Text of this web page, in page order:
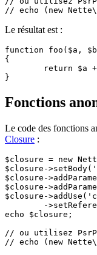
Le résultat est :
function foo($a,
{
Fonctions
Le code des fonctions
Closure :
$closure = new
$closure-
$closure-
$closure-
$closure-
echo $closure;
// ou utilisez